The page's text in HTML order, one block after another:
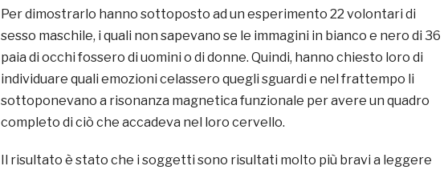
Per dimostrarlo hanno sottoposto ad un esperimento 22 volontari di
sesso maschile, i quali non sapevano se le immagini in bianco e nero di 36
paia di occhi fossero di uomini o di donne. Quindi, hanno chiesto loro di
individuare quali emozioni celassero quegli sguardi e nel frattempo li
sottoponevano a risonanza magnetica funzionale per avere un quadro
completo di ciò che accadeva nel loro cervello.
Il risultato è stato che i soggetti sono risultati molto più bravi a leggere